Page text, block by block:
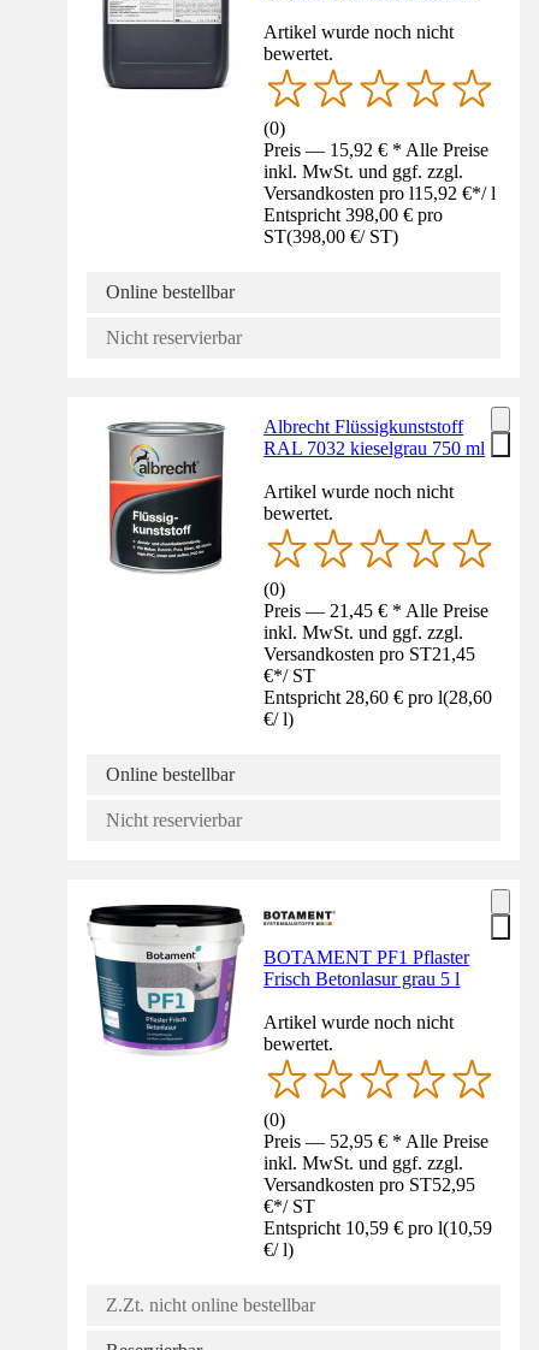
Artikel wurde noch nicht
bewertet.
(0)
Preis — 15,92 € * Alle Preise
inkl. MwSt. und ggf. zzgl.
Versandkosten pro l15,92 €*/ l
Entspricht 398,00 € pro
ST(398,00 €/ ST)
Online bestellbar
Nicht reservierbar
Albrecht Flüssigkunststoff
RAL 7032 kieselgrau 750 ml
Artikel wurde noch nicht
bewertet.
(0)
Preis — 21,45 € * Alle Preise
inkl. MwSt. und ggf. zzgl.
Versandkosten pro ST21,45
€*/ ST
Entspricht 28,60 € pro l(28,60
€/ l)
Online bestellbar
Nicht reservierbar
BOTAMENT PF1 Pflaster
Frisch Betonlasur grau 5 l
Artikel wurde noch nicht
bewertet.
(0)
Preis — 52,95 € * Alle Preise
inkl. MwSt. und ggf. zzgl.
Versandkosten pro ST52,95
€*/ ST
Entspricht 10,59 € pro l(10,59
€/ l)
Z.Zt. nicht online bestellbar